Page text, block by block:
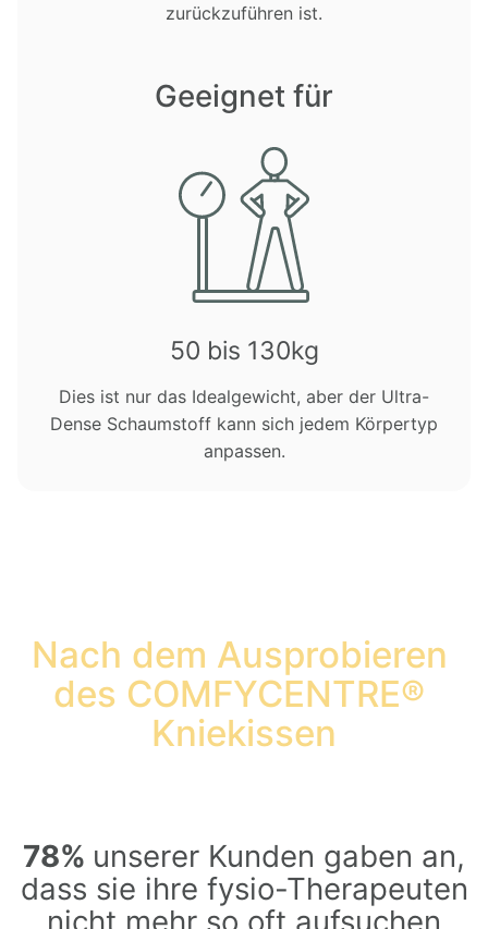
zurückzuführen ist.
Geeignet für
50 bis 130kg
Dies ist nur das Idealgewicht, aber der Ultra-
Dense Schaumstoff kann sich jedem Körpertyp
anpassen.
Nach dem Ausprobieren
des COMFYCENTRE®
Kniekissen
78% unserer Kunden gaben an,
dass sie ihre fysio-Therapeuten
nicht mehr so oft aufsuchen